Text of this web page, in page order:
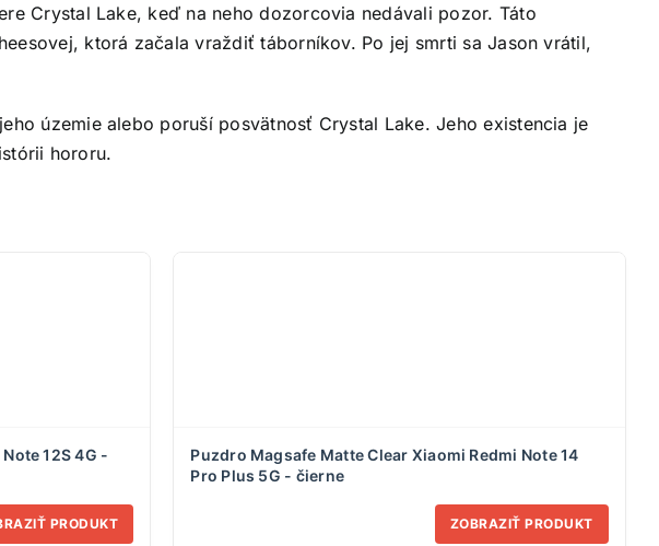
Crystal Lake, keď na neho dozorcovia nedávali pozor. Táto
ktorá začala vraždiť táborníkov. Po jej smrti sa Jason vrátil,
územie alebo poruší posvätnosť Crystal Lake. Jeho existencia je
hororu.
12S 4G -
PRODUKT
Puzdro Magsafe Matte Clear Xiaomi Redmi Note 14
Pro Plus 5G - čierne
ZOBRAZIŤ PRODUKT